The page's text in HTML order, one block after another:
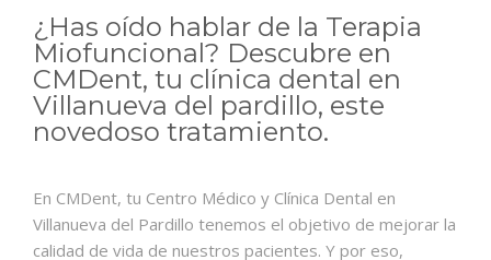
¿Has oído hablar de la Terapia
Miofuncional? Descubre en
CMDent, tu clínica dental en
Villanueva del pardillo, este
novedoso tratamiento.
En CMDent, tu Centro Médico y Clínica Dental en
Villanueva del Pardillo tenemos el objetivo de mejorar la
calidad de vida de nuestros pacientes. Y por eso,